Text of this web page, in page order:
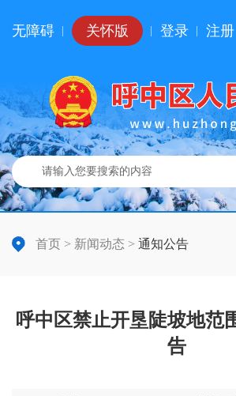
无障碍 关怀版 登录 注册
首页 > 新闻动态 > 通知公告
呼中区禁止开垦陡坡地范
告